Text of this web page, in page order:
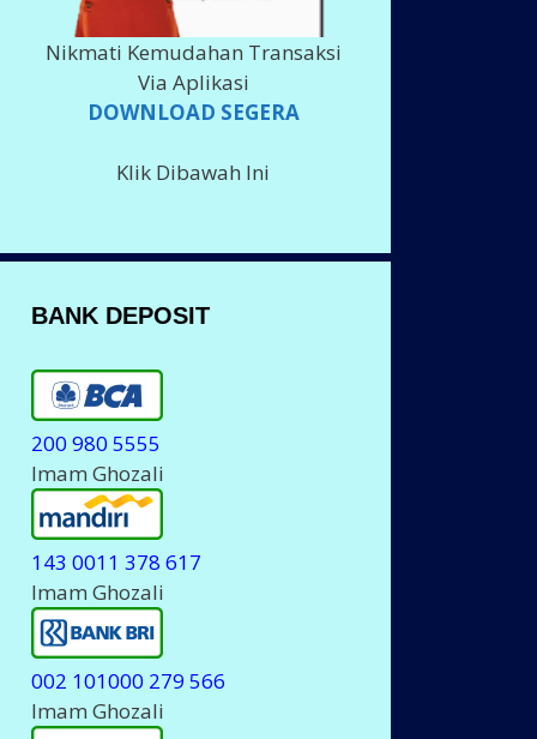
Nikmati Kemudahan Transaksi
Via Aplikasi
DOWNLOAD SEGERA
Klik Dibawah Ini
BANK DEPOSIT
200 980 5555
Imam Ghozali
143 0011 378 617
Imam Ghozali
002 101000 279 566
Imam Ghozali